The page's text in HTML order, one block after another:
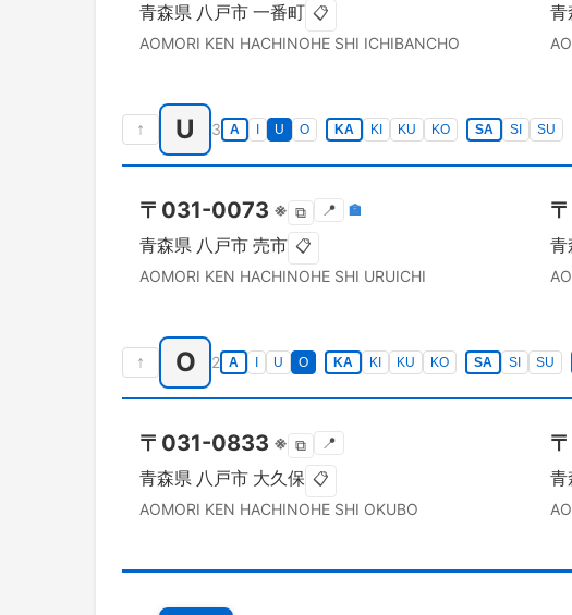
青森県 八戸市 一番町 📋
AOMORI KEN HACHINOHE SHI ICHIBANCHO
青
↑ U 3 A U O KA KI KU KO SA SI SU
〒 031-0073 ※ ⧉ 📍 🏣
青森県 八戸市 売市 📋
AOMORI KEN HACHINOHE SHI URUICHI
〒
青
↑ O 2 A U O KA KI KU KO SA SI SU
〒 031-0833 ※ ⧉ 📍
青森県 八戸市 大久保 📋
AOMORI KEN HACHINOHE SHI OKUBO
〒
青